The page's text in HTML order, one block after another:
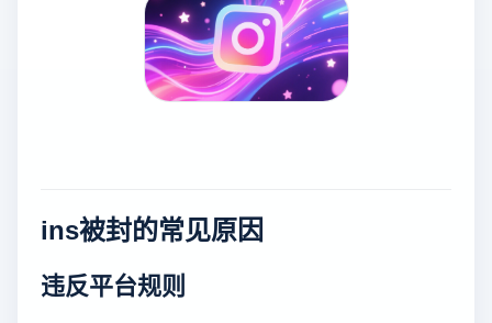
ins被封的常见原因
违反平台规则